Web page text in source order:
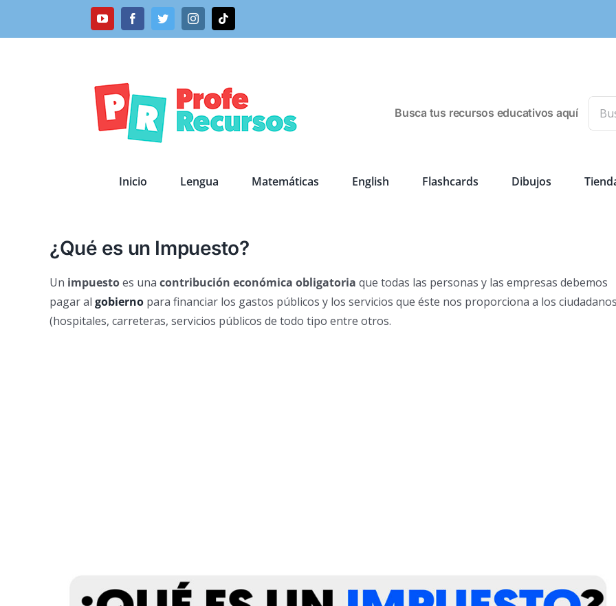
YouTubeFacebookTwitterInstagramTiktok
Busca tus recursos educativos aquí
Inicio Lengua Matemáticas English Flashcards Dibujos
¿Qué es un Impuesto?
Un impuestoes una contribución económica obligatoria que todas las personas y las empresas debemos
pagar al gobierno para financiar los gastos públicos y los servicios que éste nos proporciona a los
(hospitales, carreteras, servicios públicos de todo tipo entre otros.